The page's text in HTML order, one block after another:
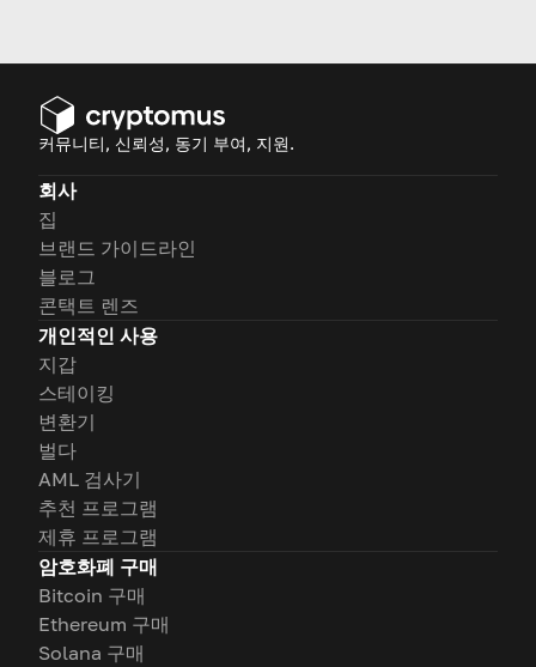
커뮤니티, 신뢰성, 동기 부여, 지원.
회사
집
브랜드 가이드라인
블로그
콘택트 렌즈
개인적인 사용
지갑
스테이킹
변환기
벌다
AML 검사기
추천 프로그램
제휴 프로그램
암호화폐 구매
Bitcoin 구매
Ethereum 구매
Solana 구매